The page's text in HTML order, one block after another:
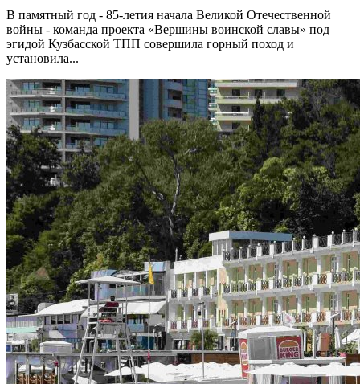
В памятный год - 85-летия начала Великой Отечественной
войны - команда проекта «Вершины воинской славы» под
эгидой Кузбасской ТПП совершила горный поход и
установила...